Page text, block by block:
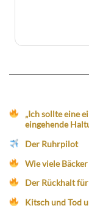
„Ich sollte eine
eingehende
Der Ruhrpilot
Wie viele
Der Rückhalt
Kitsch und Tod